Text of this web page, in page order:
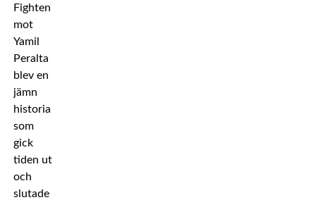
Fighten
mot
Yamil
Peralta
blev en
jämn
historia
som
gick
tiden ut
och
slutade